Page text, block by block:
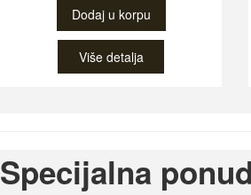
Dodaj u korpu
Više detalja
Specijalna